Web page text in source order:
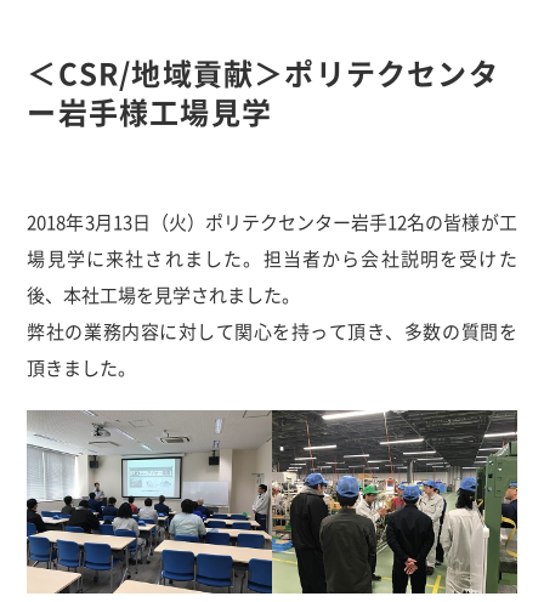
＜CSR/地域貢献＞ポリテクセンタ
ー岩手様工場見学
2018年3月13日（火）ポリテクセンター岩手12名の皆様が工
場見学に来社されました。担当者から会社説明を受けた
後、本社工場を見学されました。
弊社の業務内容に対して関心を持って頂き、多数の質問を
頂きました。